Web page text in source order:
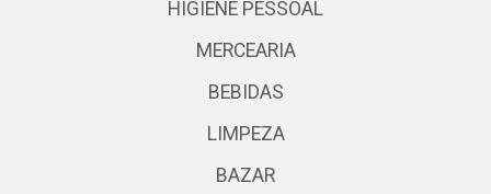
HIGIENE PESSOAL
MERCEARIA
BEBIDAS
LIMPEZA
BAZAR